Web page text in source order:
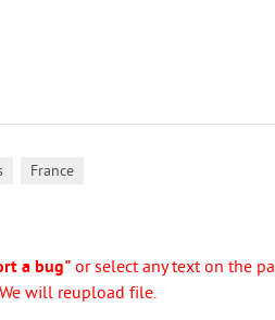
France
a bug" or select any text on the
will reupload file.